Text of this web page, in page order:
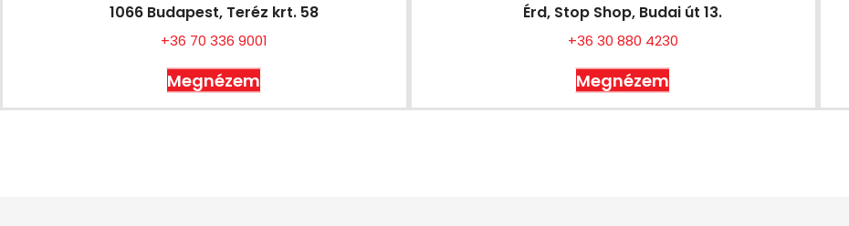
1066 Budapest, Teréz krt. 58
+36 70 336 9001
Megnézem
Érd, Stop Shop, Budai út 13.
+36 30 880 4230
Megnézem